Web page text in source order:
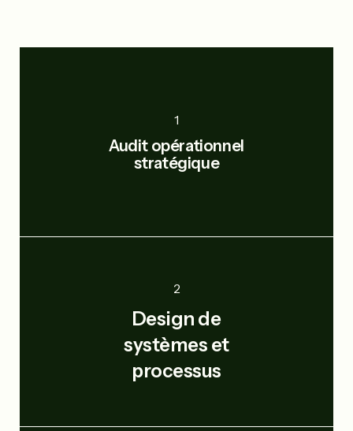
1
Audit opérationnel
stratégique
2
Design de
systèmes et
processus